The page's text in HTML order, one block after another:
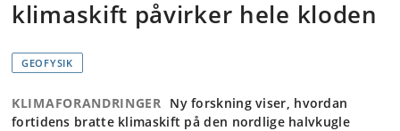
klimaskift påvirker hele kloden
GEOFYSIK
KLIMAFORANDRINGER Ny forskning viser, hvordan
fortidens bratte klimaskift på den nordlige halvkugle